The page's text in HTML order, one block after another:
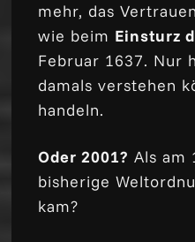
mehr, das
wie beim Einsturz
Februar 1637. Nur
damals verstehen
handeln.
Oder 2001? Als am
bisherige
kam?